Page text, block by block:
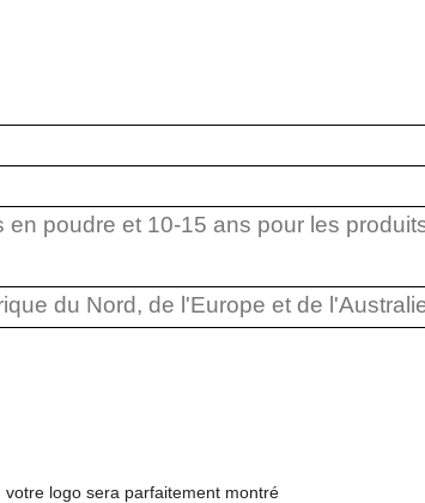
poudre et 10-15 ans pour les
du Nord, de l'Europe et de
logo sera parfaitement montré